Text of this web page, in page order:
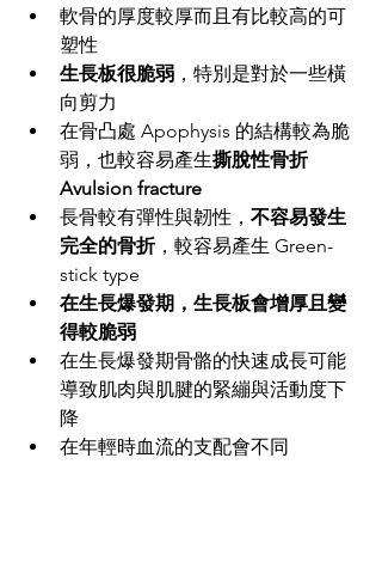
軟骨的厚度較厚而且有比較高的可
塑性
生長板很脆弱 ，特別是對於一些橫
向剪力
在骨凸處 Apophysis 的結構較為脆
弱，也較容易產生撕脫性骨折
Avulsion fracture
長骨較有彈性與韌性， 不容易發生
完全的骨折，較容易產生 Green-
stick type
在生長爆發期，生長板會增厚且變
得較脆弱
在生長爆發期骨骼的快速成長可能
導致肌肉與肌腱的緊繃與活動度下
降
在年輕時血流的支配會不同